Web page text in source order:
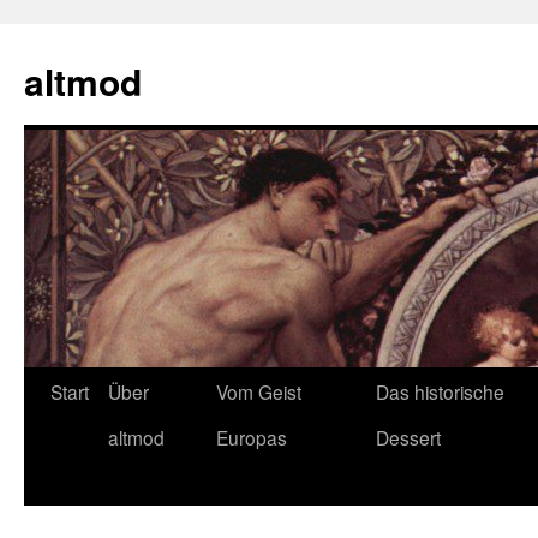
springen
altmod
Start
Über
altmod
Vom Geist
Europas
Das historische
Dessert